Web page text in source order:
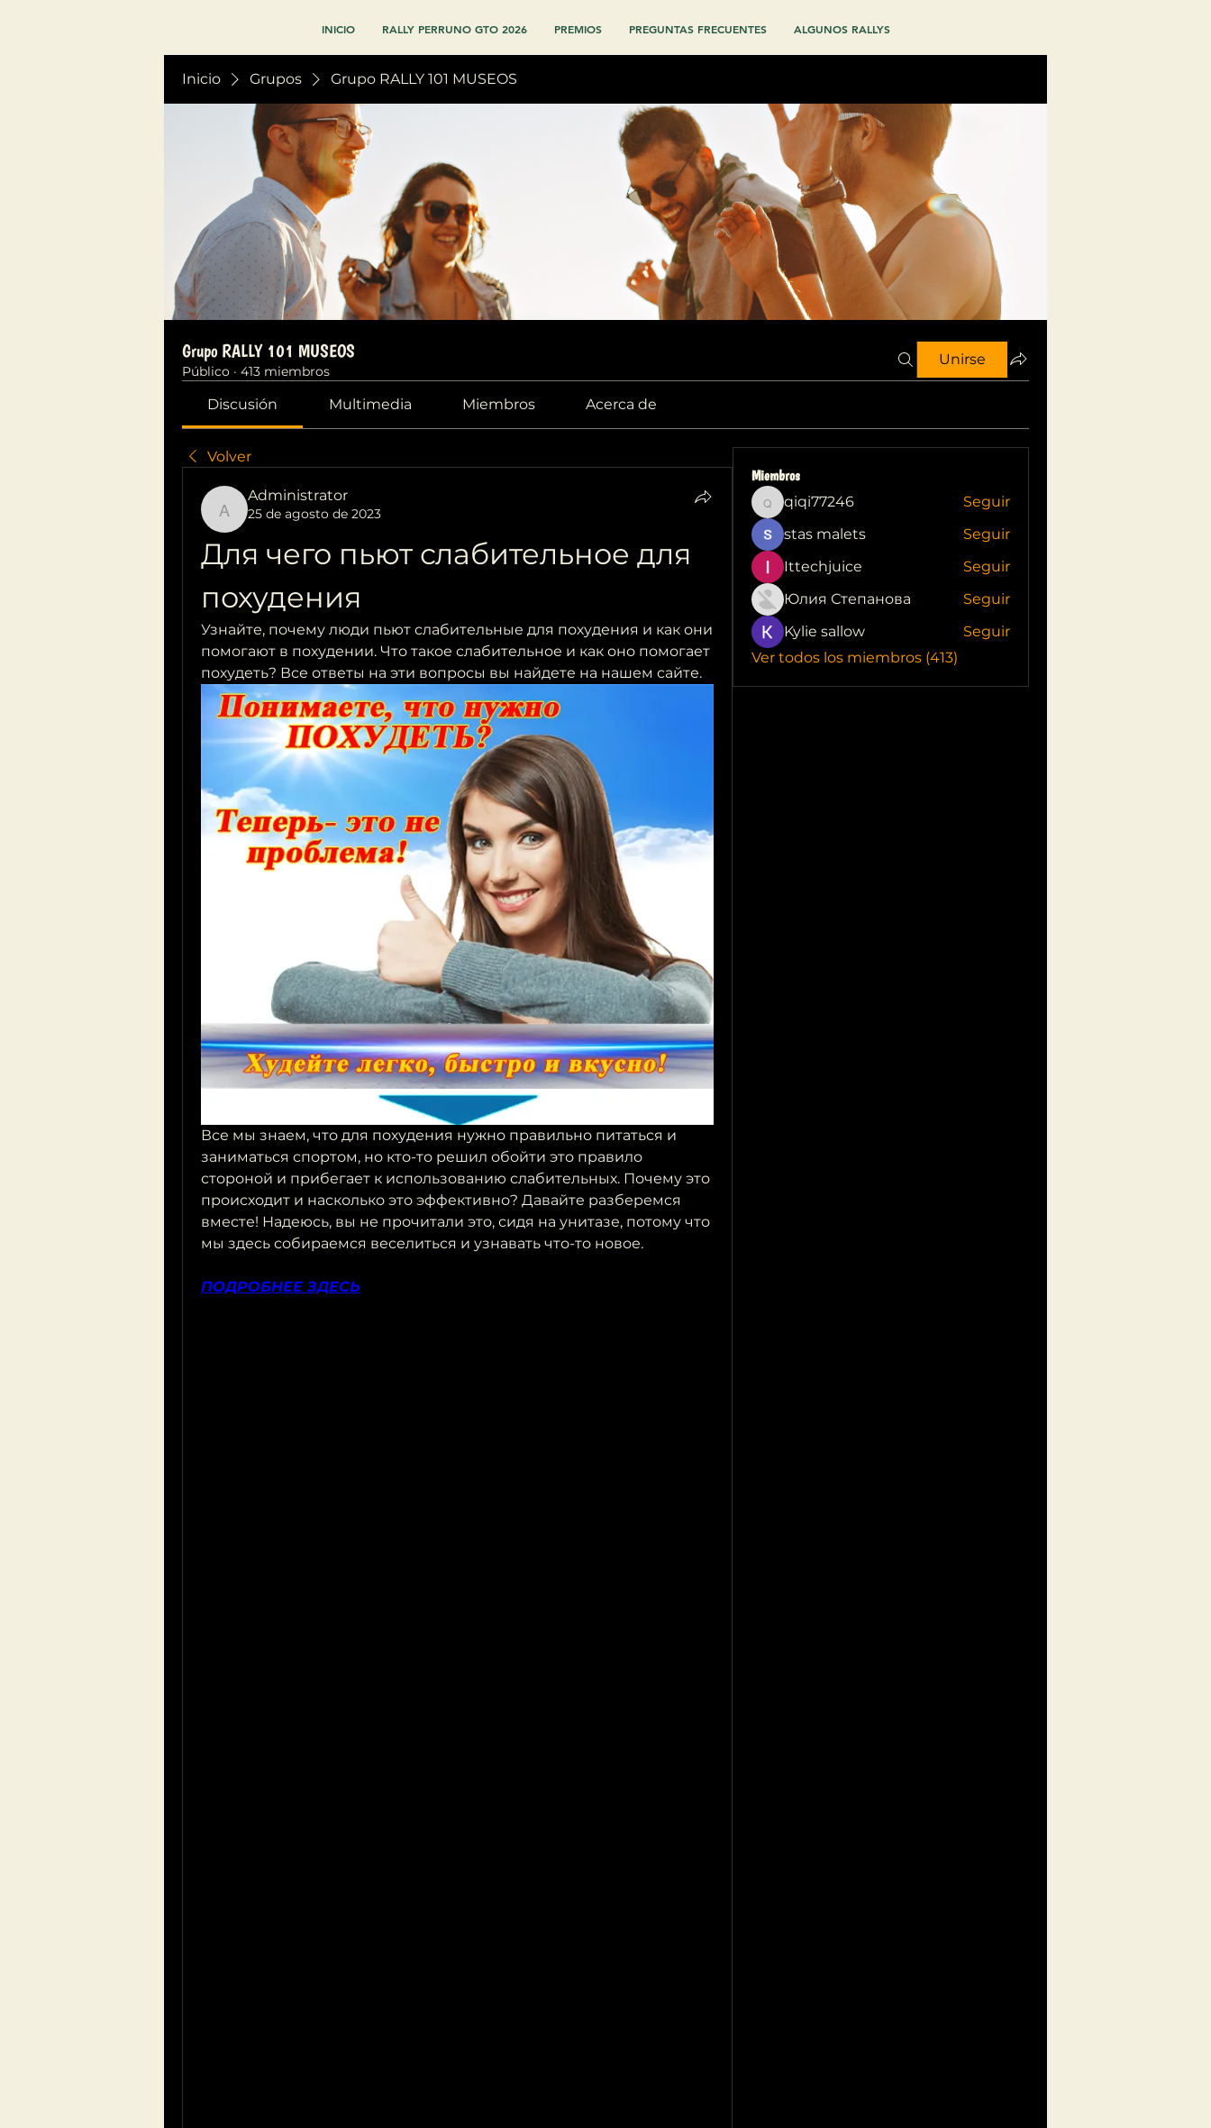
INICIO RALLY PERRUNO GTO 2026 PREMIOS PREGUNTAS FRECUENTES ALGUNOS RALLYS
Inicio Grupos Grupo RALLY 101 MUSEOS
Grupo RALLY 101 MUSEOS
Público · 413 miembros
Unirse
Discusión Multimedia Miembros Acerca de
Volver
Administrator
Administrator
25 de agosto de 2023
Для чего пьют слабительное для
похудения
Узнайте, почему люди пьют слабительные для похудения и как они
помогают в похудении. Что такое слабительное и как оно помогает
похудеть? Все ответы на эти вопросы вы найдете на нашем сайте.
Все мы знаем, что для похудения нужно правильно питаться и
заниматься спортом, но кто-то решил обойти это правило
стороной и прибегает к использованию слабительных. Почему это
происходит и насколько это эффективно? Давайте разберемся
вместе! Надеюсь, вы не прочитали это, сидя на унитазе, потому что
мы здесь собираемся веселиться и узнавать что-то новое.
ПОДРОБНЕЕ ЗДЕСЬ
Miembros
qiqi77246
qiqi77246
Seguir
stas malets
Seguir
Ittechjuice
Seguir
Юлия Степанова
Seguir
Kylie sallow
Seguir
Ver todos los miembros (413)